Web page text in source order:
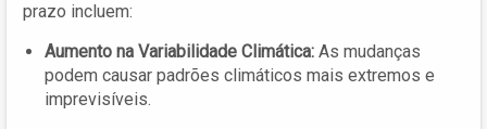
prazo incluem:
Aumento na Variabilidade Climática: As mudanças
podem causar padrões climáticos mais extremos e
imprevisíveis.